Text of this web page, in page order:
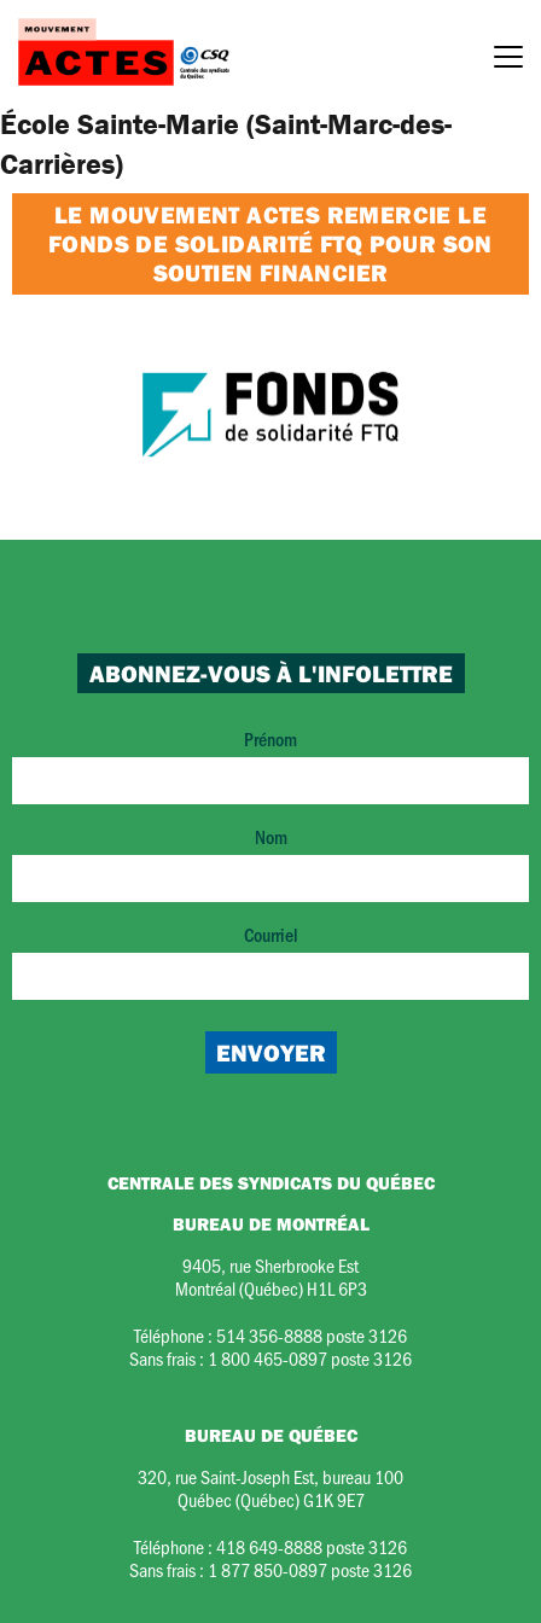
Passer
contenu
École Sainte-Marie (Saint-Marc-des-
Carrières)
LE MOUVEMENT ACTES REMERCIE LE
FONDS DE SOLIDARITÉ FTQ POUR SON
SOUTIEN FINANCIER
ABONNEZ-VOUS À L'INFOLETTRE
Prénom
Nom
Courriel
CENTRALE DES SYNDICATS DU QUÉBEC
BUREAU DE MONTRÉAL
9405, rue Sherbrooke Est
Montréal (Québec) H1L 6P3
Téléphone : 514 356-8888 poste 3126
Sans frais : 1 800 465-0897 poste 3126
BUREAU DE QUÉBEC
320, rue Saint-Joseph Est, bureau 100
Québec (Québec) G1K 9E7
Téléphone :418 649-8888 poste 3126
Sans frais : 1 877 850-0897 poste 3126